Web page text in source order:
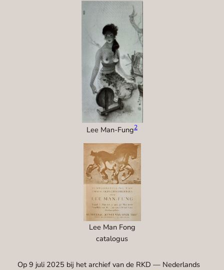
Lee Man-Fung2
Lee Man Fong
catalogus
Op 9 juli 2025 bij het archief van de RKD — Nederlands